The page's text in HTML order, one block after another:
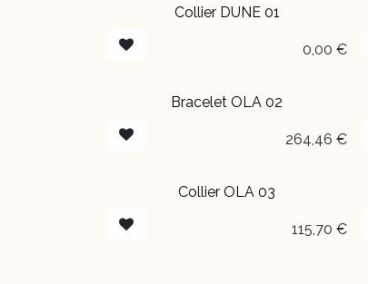
EN BOUTIQUECollier DUNE 01
0,00 €
Bracelet OLA 02
264,46 €
Collier OLA 03
115,70 €